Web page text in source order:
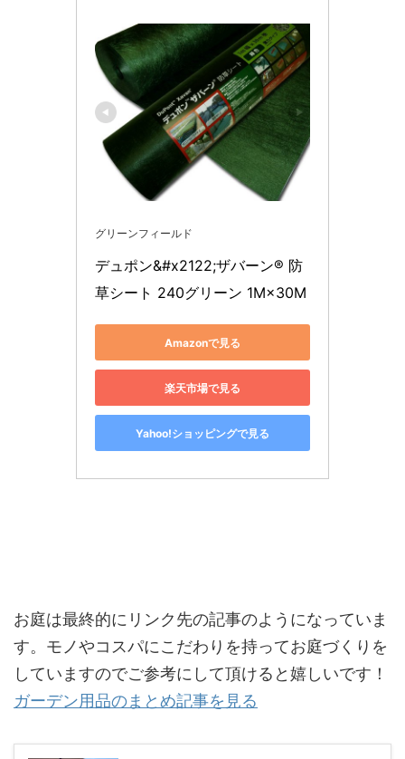
グリーンフィールド
デュポン&#x2122;ザバーン® 防
草シート 240グリーン 1M×30M
Amazonで見る
楽天市場で見る
Yahoo!ショッピングで見る
お庭は最終的にリンク先の記事のようになっていま
す。モノやコスパにこだわりを持ってお庭づくりを
していますのでご参考にして頂けると嬉しいです！
ガーデン用品のまとめ記事を見る